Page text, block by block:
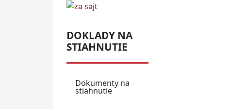
DOKLADY NA
STIAHNUTIE
Dokumenty na
stiahnutie